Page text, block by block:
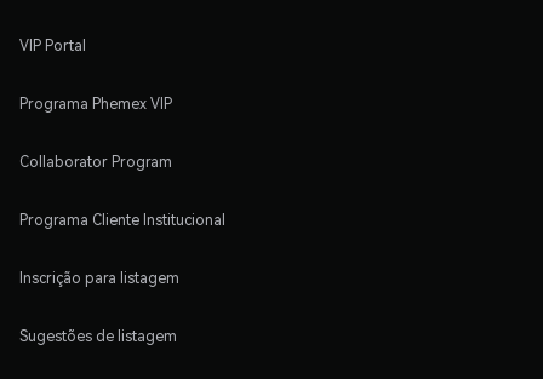
VIP Portal
Programa Phemex VIP
Collaborator Program
Programa Cliente Institucional
Inscrição para listagem
Sugestões de listagem